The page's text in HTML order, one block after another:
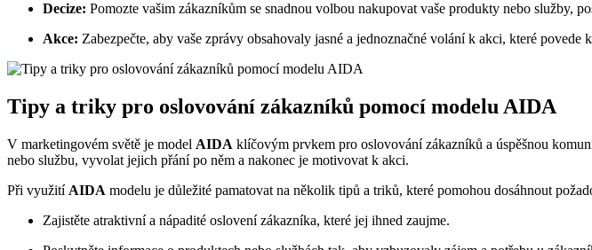
Decize: Pomozte vašim zákazníkům se snadnou volbou nakupovat vaše produkty nebo služby,
Akce: Zabezpečte, aby vaše zprávy obsahovaly jasné a jednoznačné volání k akci, které povede
Tipy a triky pro oslovování zákazníků pomocí modelu AIDA
V marketingovém světě je model AIDA klíčovým prvkem pro oslovování zákazníků a úspěšnou
nebo službu, vyvolat jejich přání po něm a nakonec je motivovat k akci.
Při využití AIDA modelu je důležité pamatovat na několik tipů a triků, které pomohou dosáhnout
Zajistěte atraktivní a nápadité oslovení zákazníka, které jej ihned zaujme.